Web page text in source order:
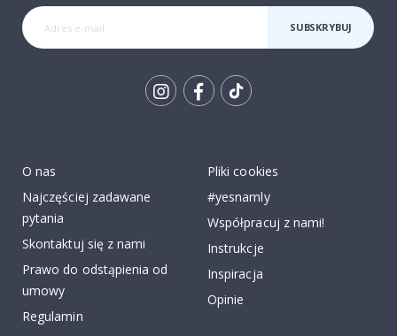
SUBSKRYBUJ
O nas
Najczęściej zadawane
pytania
Skontaktuj się z nami
Prawo do odstąpienia od
umowy
Regulamin
Pliki cookies
#yesnamly
Współpracuj z nami!
Instrukcje
Inspiracja
Opinie